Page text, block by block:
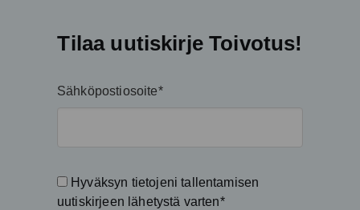
Tilaa uutiskirje Toivotus!
Sähköpostiosoite*
Hyväksyn tietojeni tallentamisen
uutiskirjeen lähetystä varten*